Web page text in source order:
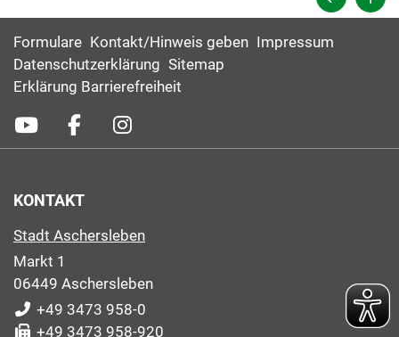
Formulare Kontakt/Hinweis geben Impressum
Datenschutzerklärung Sitemap
Erklärung Barrierefreiheit
KONTAKT
Stadt Aschersleben
Markt 1
06449 Aschersleben
+49 3473 958-0
+49 3473 958-920